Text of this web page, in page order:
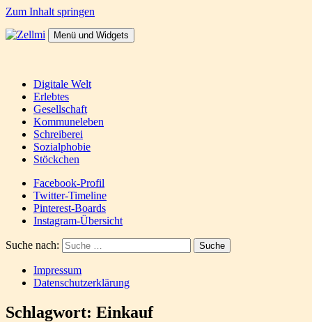
Zum Inhalt springen
Menü und Widgets
Digitale Welt
Erlebtes
Gesellschaft
Kommuneleben
Schreiberei
Sozialphobie
Stöckchen
Facebook-Profil
Twitter-Timeline
Pinterest-Boards
Instagram-Übersicht
Suche nach:
Impressum
Datenschutzerklärung
Schlagwort: Einkauf